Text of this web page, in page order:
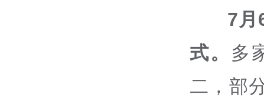
7月
式。 多
二，部